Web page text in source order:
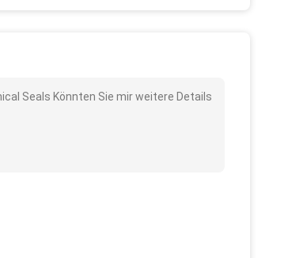
Seals Könnten Sie mir weitere Details